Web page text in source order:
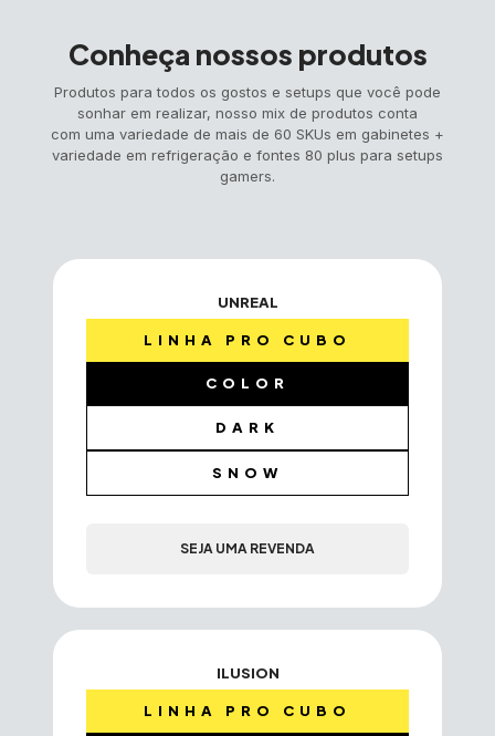
Conheça nossos produtos
Produtos para todos os gostos e setups que você pode
sonhar em realizar, nosso mix de produtos conta
com uma variedade de mais de 60 SKUs em gabinetes +
variedade em refrigeração e fontes 80 plus para setups
gamers.
UNREAL
LINHA PRO CUBO
COLOR
DARK
SNOW
SEJA UMA REVENDA
ILUSION
LINHA PRO CUBO